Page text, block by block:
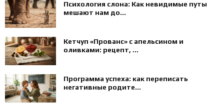
Психология слона: Как невидимые путы
мешают нам до...
Кетчуп «Прованс» с апельсином и
оливками: рецепт, ...
Программа успеха: как переписать
негативные родите...